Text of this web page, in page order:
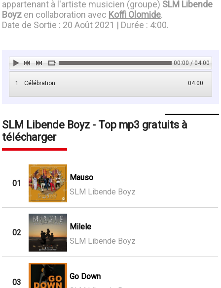
appartenant à l'artiste musicien (groupe) SLM Libende
Boyz en collaboration avec Koffi Olomide.
Date de Sortie : 20 Août 2021 | Durée : 4:00.
00:00 / 04:00
1 04:00
Célébration
SLM Libende Boyz - Top mp3 gratuits à
télécharger
01
Mauso
SLM Libende Boyz
02
Milele
SLM Libende Boyz
03
Go Down